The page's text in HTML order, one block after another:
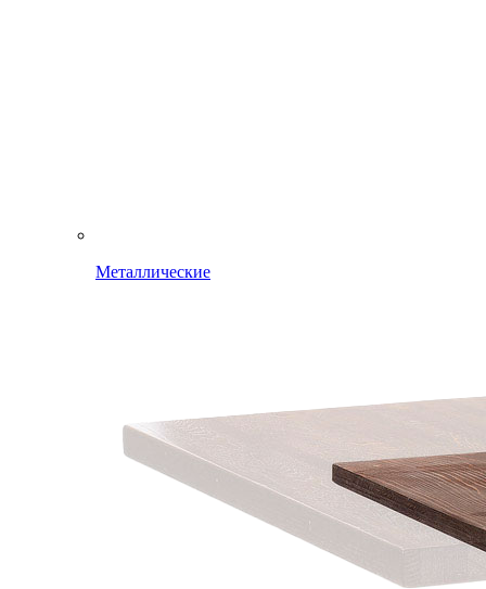
Металлические